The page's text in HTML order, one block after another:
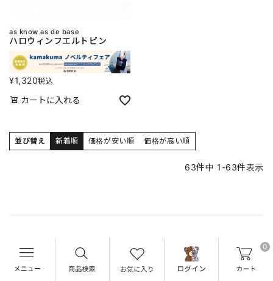
0
as know as de base
ハロウィンフエルトピン
¥1,320税込
カートに入れる
並び替え 新着順 価格が安い順 価格が高い順
63件中 1 -63件表示
あなたにおすすめのアイテム